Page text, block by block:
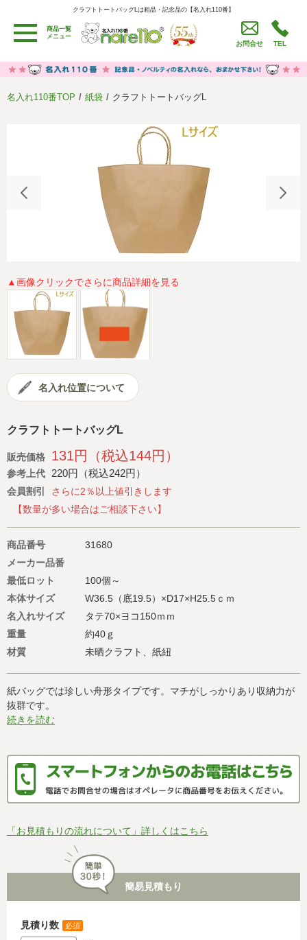
クラフトトートバッグLは粗品・記念品の【名入れ110番】
クラフトトートバッグLは粗品・記念品の【名入れ110番】
商品一覧
メニュー
お問合せ TEL
用途別カテゴリ
卒園・卒業記念品
労働組合・設立記念・周年記念
うちわ・扇子・ファン
イベント・パーティーグッズ
食品・お菓子
セール品グッズ
名入れについて
特定商取引法に基づく表記
著作権と推奨環境について プライバシーポリシー
よくある質問 採用情報
会社概要
名入れ110番TOP 紙袋 クラフトトートバッグL
▲画像クリックでさらに商品詳細を見る
名入れ位置について
クラフトトートバッグL
販売価格 131円（税込144円）
参考上代 220円（税込242円）
会員割引
さらに2％以上値引きします
【数量が多い場合はご相談下さい】
商品番号
31680
メーカー品番
最低ロット
100個～
本体サイズ
W36.5（底19.5）×D17×H25.5ｃｍ
名入れサイズ
タテ70×ヨコ150ｍｍ
重量
約40ｇ
材質
未晒クラフト、紙紐
紙バッグでは珍しい舟形タイプです。マチがしっかりあり収納力が
抜群です。
続きを読む
「お見積もりの流れについて」詳しくはこちら
簡易見積もり
見積り数 必須